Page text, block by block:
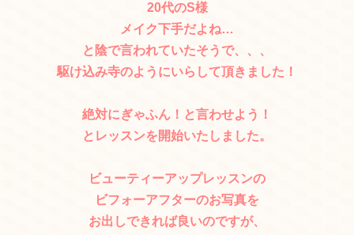
20代のS様
メイク下手だよね…
と陰で言われていたそうで、、、
駆け込み寺のようにいらして頂きました！
絶対にぎゃふん！と言わせよう！
とレッスンを開始いたしました。
ビューティーアップレッスンの
ビフォーアフターのお写真を
お出しできれば良いのですが、